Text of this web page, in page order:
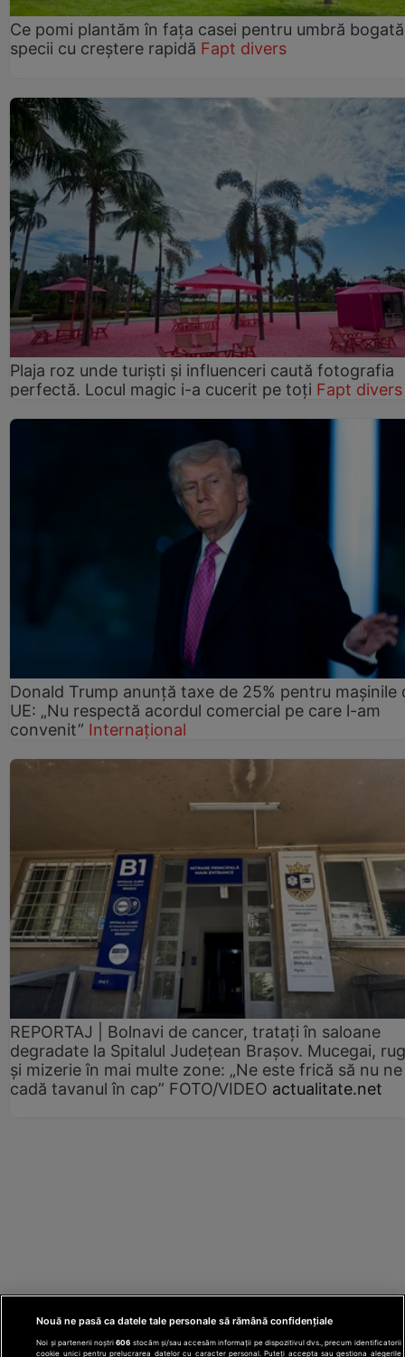
Ce pomi plantăm în fața casei pentru umbră
specii cu creștere rapidă Fapt divers
Plaja roz unde turiști și influenceri caută fotografia
perfectă. Locul magic i-a cucerit pe toți Fapt divers
Donald Trump anunță taxe de 25% pentru mașinile
UE: „Nu respectă acordul comercial pe care l-am
convenit” Internațional
REPORTAJ | Bolnavi de cancer, tratați în saloane
degradate la Spitalul Județean Brașov. Mucegai,
și mizerie în mai multe zone: „Ne este frică să nu ne
cadă tavanul în cap” FOTO/VIDEO actualitate.net
Nouă ne pasă ca datele tale personale să rămână confidențiale
Noi și partenerii noștri606 stocăm și/sau accesăm informații pe dispozitivul dvs., precum identificatorii
cookie unici pentru prelucrarea datelor cu caracter personal. Puteți accepta sau gestiona alegerile